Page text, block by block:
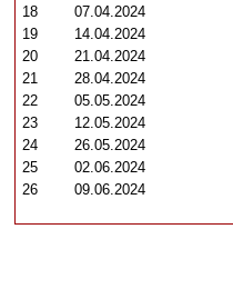
18
07.04.2024
19
14.04.2024
20
21.04.2024
21
28.04.2024
22
05.05.2024
23
12.05.2024
24
26.05.2024
25
02.06.2024
26
09.06.2024